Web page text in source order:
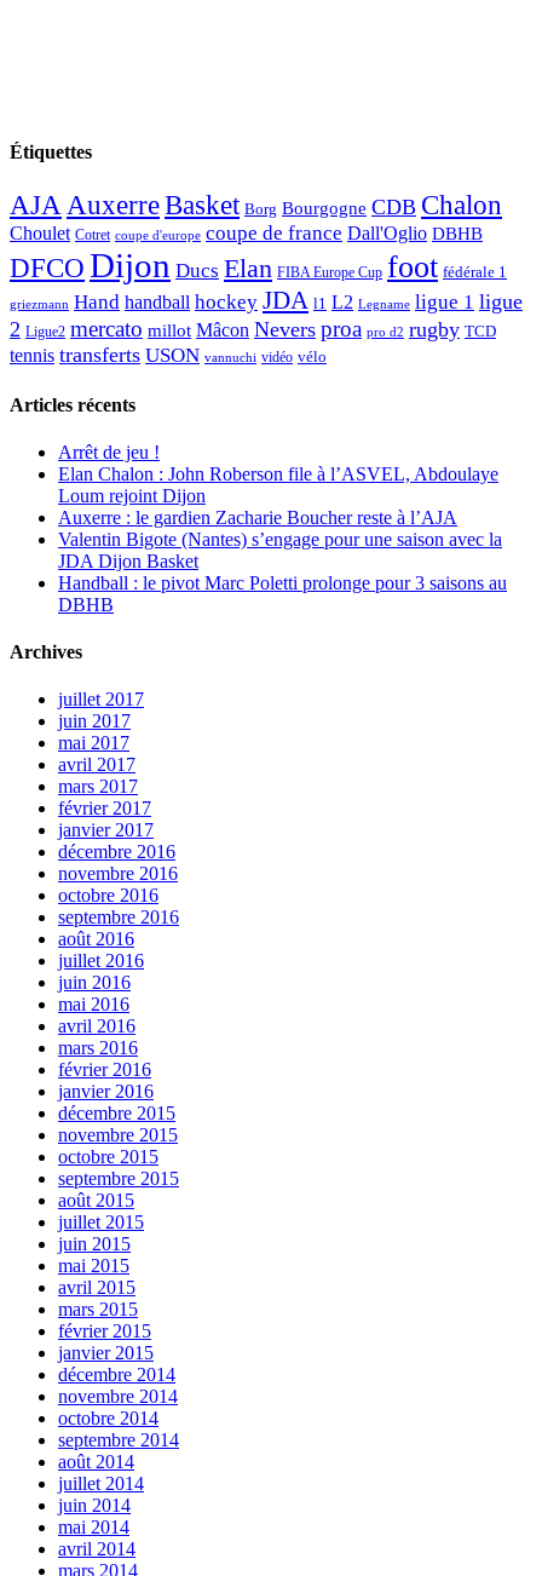
Étiquettes
AJAAuxerreBasket Borg Bourgogne CDB Chalon
Choulet Cotret coupe d'europe coupe de france Dall'Oglio DBHB
DFCODijon Ducs Elan FIBA Europe Cup foot fédérale 1
griezmann Hand handball hockey JDA l1 L2 Legname ligue 1 ligue
2 Ligue2 mercato millot Mâcon Nevers proa pro d2 rugby TCD
tennis transferts USON vannuchi vidéo vélo
Articles récents
Arrêt de jeu !
Elan Chalon : John Roberson file à l’ASVEL, Abdoulaye
Loum rejoint Dijon
Auxerre : le gardien Zacharie Boucher reste à l’AJA
Valentin Bigote (Nantes) s’engage pour une saison avec la
JDA Dijon Basket
Handball : le pivot Marc Poletti prolonge pour 3 saisons au
DBHB
Archives
juillet 2017
juin 2017
mai 2017
avril 2017
mars 2017
février 2017
janvier 2017
décembre 2016
novembre 2016
octobre 2016
septembre 2016
août 2016
juillet 2016
juin 2016
mai 2016
avril 2016
mars 2016
février 2016
janvier 2016
décembre 2015
novembre 2015
octobre 2015
septembre 2015
août 2015
juillet 2015
juin 2015
mai 2015
avril 2015
mars 2015
février 2015
janvier 2015
décembre 2014
novembre 2014
octobre 2014
septembre 2014
août 2014
juillet 2014
juin 2014
mai 2014
avril 2014
mars 2014